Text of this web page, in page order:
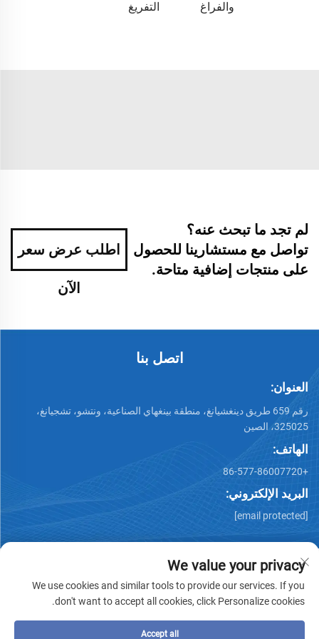
والفراغ التفريغ
لم تجد ما تبحث عنه؟
تواصل مع مستشارينا للحصول
على منتجات إضافية متاحة.
اطلب عرض سعر
الآن
اتصل بنا
العنوان:
رقم 659 طريق دينغشيانغ، منطقة بينغهاي الصناعية، ونتشو، تشجيانغ،
325025، الصين
الهاتف:
+86-577-86007720
البريد الإلكتروني:
[email protected]
سياسة الخصوصية- مدونة
We value your privacy
We use cookies and similar tools to provide our services. If you
don't want to accept all cookies, click Personalize cookies.
Accept all